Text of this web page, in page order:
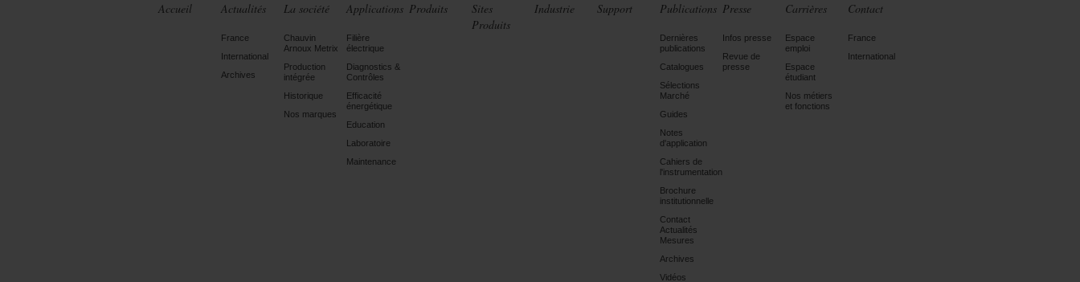
Accueil Actualités
France
International
Archives
La société
Chauvin
Arnoux Metrix
Production
intégrée
Historique
Nos marques
Applications
Filière
électrique
Diagnostics &
Contrôles
Efficacité
énergétique
Education
Laboratoire
Maintenance
Produits
Sites
Produits
Industrie Support Publications
Dernières
publications
Catalogues
Sélections
Marché
Guides
Notes
d'application
Cahiers de
l'instrumentation
Brochure
institutionnelle
Contact
Actualités
Mesures
Archives
Vidéos
Presse
Infos presse
Revue de
presse
Carrières
Espace
emploi
Espace
étudiant
Nos métiers
et fonctions
Contact
France
International